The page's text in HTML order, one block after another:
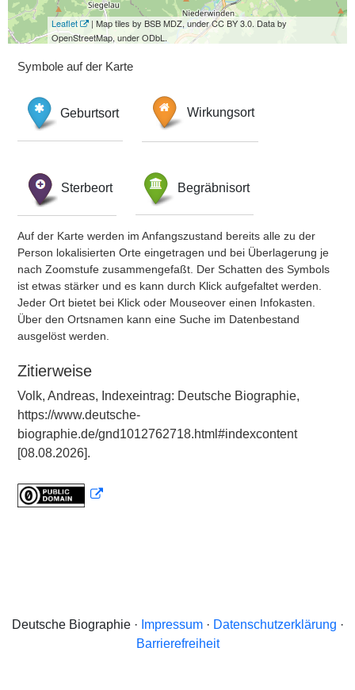
Leaflet
| Map tiles by BSB MDZ, under CC BY 3.0. Data by
OpenStreetMap, under ODbL.
Symbole auf der Karte
Geburtsort Wirkungsort
Sterbeort Begräbnisort
Auf der Karte werden im Anfangszustand bereits alle zu der
Person lokalisierten Orte eingetragen und bei Überlagerung je
nach Zoomstufe zusammengefaßt. Der Schatten des Symbols
ist etwas stärker und es kann durch Klick aufgefaltet werden.
Jeder Ort bietet bei Klick oder Mouseover einen Infokasten.
Über den Ortsnamen kann eine Suche im Datenbestand
ausgelöst werden.
Zitierweise
Volk, Andreas, Indexeintrag: Deutsche Biographie,
https://www.deutsche-
biographie.de/gnd1012762718.html#indexcontent
[08.08.2026].
Deutsche Biographie · Impressum· Datenschutzerklärung ·
Barrierefreiheit